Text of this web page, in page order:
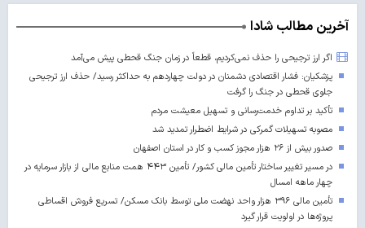
آخرین مطالب شادا
اگر ارز ترجیحی را حذف نمی‌کردیم، قطعاً در زمان جنگ قحطی پیش می‌آمد
پزشکیان: فشار اقتصادی دشمنان در دولت چهاردهم به حداکثر رسید/ حذف ارز ترجیحی
جلوی قحطی در جنگ را گرفت
تأکید بر تداوم خدمت‌رسانی و تسهیل معیشت مردم
مصوبه تسهیلات گمرکی در شرایط اضطرار تمدید شد
صدور بیش از ۲۶ هزار مجوز کسب‌ و کار در استان اصفهان
در مسیر تغییر ساختار تأمین مالی کشور/ تأمین ۴۴۳ همت منابع مالی از بازار سرمایه در
چهار ماهه امسال
تأمین مالی ۳۹۶ هزار واحد نهضت ملی توسط بانک مسکن/ تسریع فروش اقساطی
پروژه‌ها در اولویت قرار گیرد